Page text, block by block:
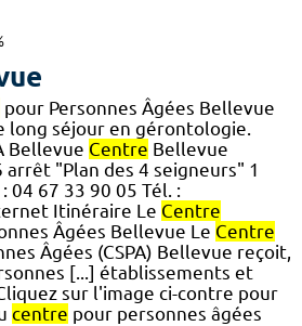
pour Personnes Âgées Bellevue
long séjour en gérontologie.
Bellevue Centre Bellevue
arrêt "Plan des 4 seigneurs" 1
04 67 33 90 05 Tél. :
Itinéraire Le Centre
Âgées Bellevue Le Centre
Âgées (CSPA) Bellevue reçoit,
[...] établissements et
sur l'image ci-contre pour
centre pour personnes âgées